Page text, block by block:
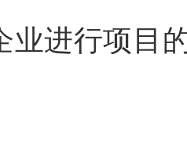
业进行项目